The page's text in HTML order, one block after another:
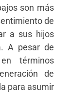
son más
de
a sus hijos
A pesar de
términos
de
para asumir